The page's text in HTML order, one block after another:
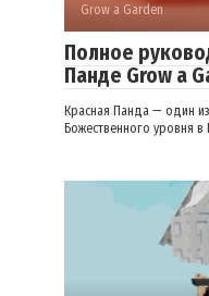
Grow a Garden
Полное
Панде Grow a
Красная Панда — один
Божественного уровня